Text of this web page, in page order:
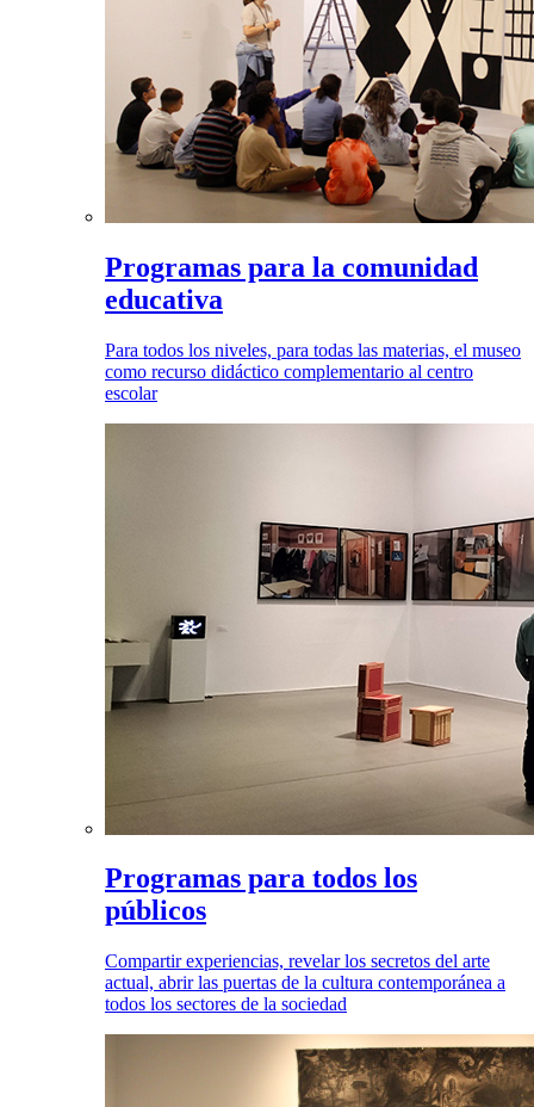
Programas para la comunidad
educativa
Para todos los niveles, para todas las materias, el museo
como recurso didáctico complementario al centro
escolar
Programas para todos los
públicos
Compartir experiencias, revelar los secretos del arte
actual, abrir las puertas de la cultura contemporánea a
todos los sectores de la sociedad